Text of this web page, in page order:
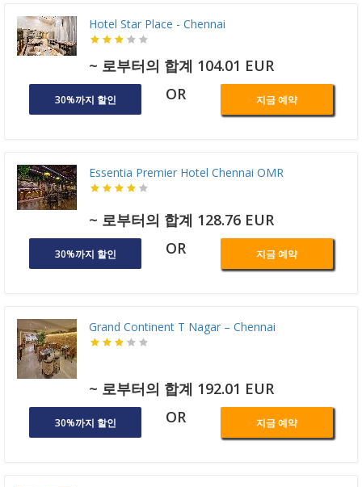
Hotel Star Place - Chennai
~ 로부터의 합계 104.01 EUR
30%까지 할인 OR 지금 예약
Essentia Premier Hotel Chennai OMR
~ 로부터의 합계 128.76 EUR
30%까지 할인 OR 지금 예약
Grand Continent T Nagar – Chennai
~ 로부터의 합계 192.01 EUR
30%까지 할인 OR 지금 예약